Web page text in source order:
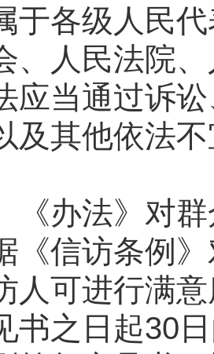
于各级人民
、人民法院
应当通过诉
及其他依法
办法》对群
信访条例》
人可进行满
书之日起30